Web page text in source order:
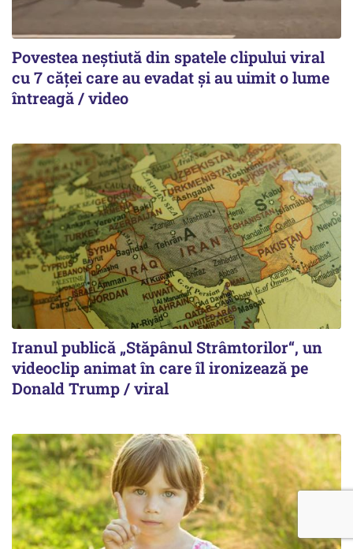
Povestea neștiută din spatele clipului viral
cu 7 căței care au evadat și au uimit o lume
întreagă / video
Iranul publică „Stăpânul Strâmtorilor“, un
videoclip animat în care îl ironizează pe
Donald Trump / viral